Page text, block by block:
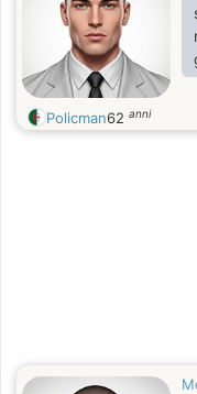
Policman62 anni